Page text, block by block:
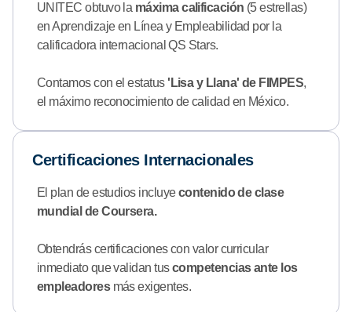
UNITEC obtuvo lamáxima calificación (5 estrellas)
en Aprendizaje en Línea y Empleabilidad por la
calificadora internacional QS Stars.
Contamos con el estatus 'Lisa y Llana' de FIMPES,
el máximo reconocimiento de calidad en México.
Certificaciones Internacionales
El plan de estudios incluyecontenido de clase
mundial de Coursera.
Obtendrás certificaciones con valor curricular
inmediato que validan tuscompetencias ante los
empleadoresmás exigentes.